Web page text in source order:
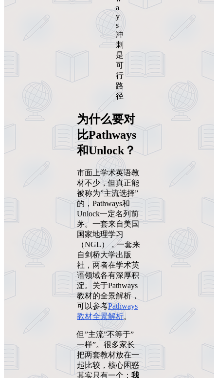
a
y
s
冲
刺
是
可
行
路
径
为什么要对
比Pathways
和Unlock？
市面上学术英语教
材不少，但真正能
被称为”主流选择”
的，Pathways和
Unlock一定名列前
茅。一套来自美国
国家地理学习
（NGL），一套来
自剑桥大学出版
社，两者在学术英
语领域各有深厚积
淀。关于Pathways
教材的全景解析，
可以参考Pathways
教材全景解析。
但”主流”不等于”
一样”。很多家长
把两套教材放在一
起比较，核心困惑
其实只有一个： 我